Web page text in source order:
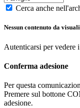
Cerca anche
Nessun contenuto da
Autenticarsi per vedere
Conferma adesione
Per questa
Premere sul bottone
adesione.